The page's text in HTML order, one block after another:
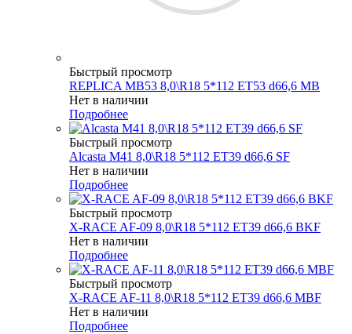
Быстрый просмотр
REPLICA MB53 8,0\R18 5*112 ET53 d66,6 MB
Нет в наличии
Подробнее
Быстрый просмотр
Alcasta M41 8,0\R18 5*112 ET39 d66,6 SF
Нет в наличии
Подробнее
Быстрый просмотр
X-RACE AF-09 8,0\R18 5*112 ET39 d66,6 BKF
Нет в наличии
Подробнее
Быстрый просмотр
X-RACE AF-11 8,0\R18 5*112 ET39 d66,6 MBF
Нет в наличии
Подробнее